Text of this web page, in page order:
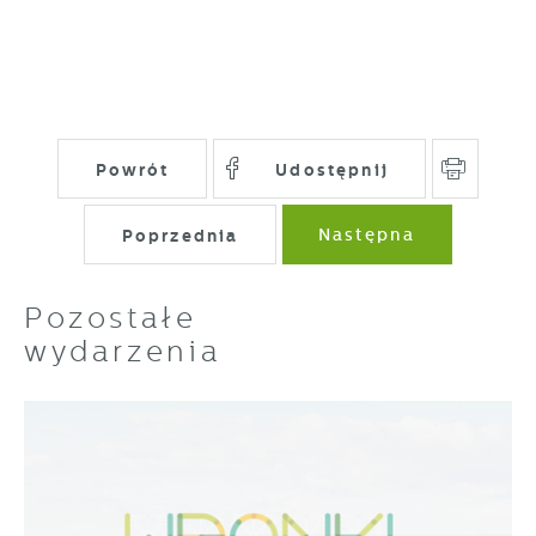
Powrót Udostępnij
Poprzednia Następna
Pozostałe
wydarzenia